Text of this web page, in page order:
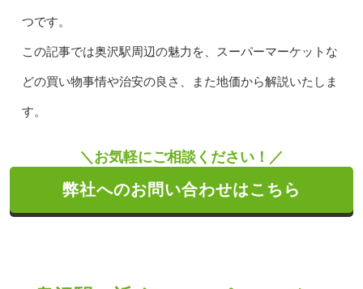
つです。
この記事では奥沢駅周辺の魅力を、スーパーマーケットな
どの買い物事情や治安の良さ、また地価から解説いたしま
す。
＼お気軽にご相談ください！／
弊社へのお問い合わせはこちら